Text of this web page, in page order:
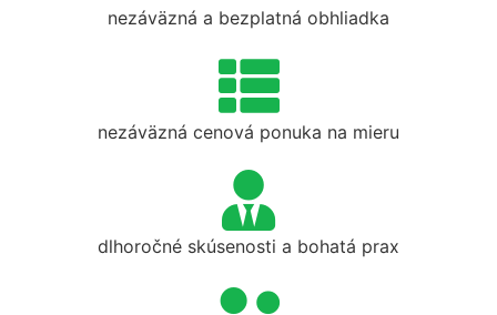
nezáväzná a bezplatná obhliadka
nezáväzná cenová ponuka na mieru
dlhoročné skúsenosti a bohatá prax